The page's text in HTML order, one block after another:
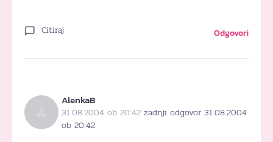
Citiraj Odgovori
AlenkaB
31.08.2004 ob 20:42 zadnji odgovor 31.08.2004
ob 20:42